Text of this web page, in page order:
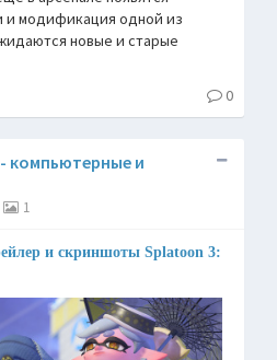
и модификация одной из
новые и старые
0
компьютерные и
1
и скриншоты Splatoon 3: